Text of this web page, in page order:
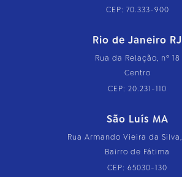
CEP: 70.333-900
Rio de Janeiro RJ
Rua da Relação, nº 18
Centro
CEP: 20.231-110
São Luís MA
Rua Armando Vieira da Silva,
Bairro de Fátima
CEP: 65030-130